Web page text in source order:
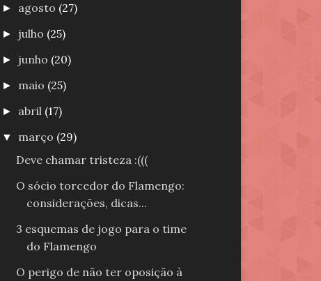
► agosto (27)
► julho (25)
► junho (20)
► maio (25)
► abril (17)
▼ março (29)
Deve chamar tristeza :(((
O sócio torcedor do Flamengo:
considerações, dicas...
3 esquemas de jogo para o time
do Flamengo
O perigo de não ter oposição à